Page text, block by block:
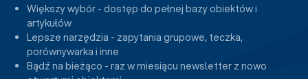
Większy wybór - dostęp do pełnej bazy obiektów i
artykułów
Lepsze narzędzia - zapytania grupowe, teczka,
porównywarka i inne
Bądź na bieżąco - raz w miesiącu newsletter z nowo